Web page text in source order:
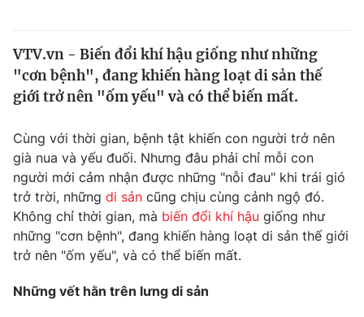
Thế giới
Thế giới đó đây
Câu chuyện quốc tế
Kinh tế
Tài chính
Thị trường
Góc doanh nghiệp
Dữ liệu và đời sống
Truyền hình
Phim VTV
Hậu trường
VTV.vn - Biến đổi khí hậu giống như những
"cơn bệnh", đang khiến hàng loạt di sản thế
giới trở nên "ốm yếu" và có thể biến mất.
Cùng với thời gian, bệnh tật khiến con người trở nên
già nua và yếu đuối. Nhưng đâu phải chỉ mỗi con
người mới cảm nhận được những "nỗi đau" khi trái gió
trở trời, những di sản cũng chịu cùng cảnh ngộ đó.
Không chỉ thời gian, mà biến đổi khí hậu giống như
những "cơn bệnh", đang khiến hàng loạt di sản thế giới
trở nên "ốm yếu", và có thể biến mất.
Những vết hằn trên lưng di sản